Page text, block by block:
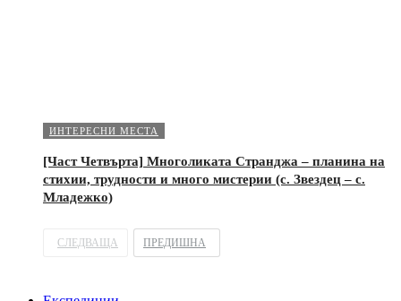
ИНТЕРЕСНИ МЕСТА
[Част Четвърта] Многоликата Странджа – планина на
стихии, трудности и много мистерии (с. Звездец – с.
Младежко)
СЛЕДВАЩА ПРЕДИШНА